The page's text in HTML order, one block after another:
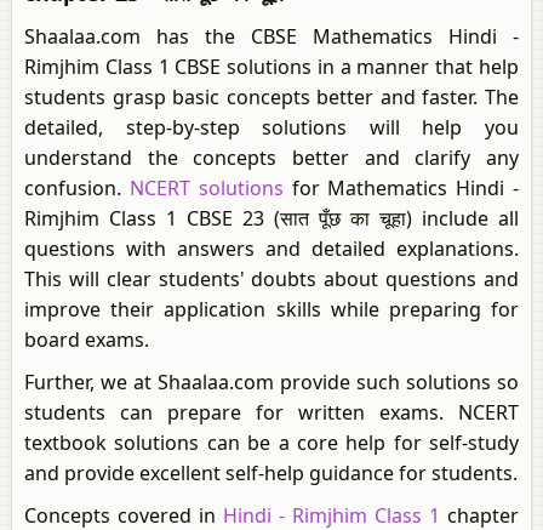
Shaalaa.com has the CBSE Mathematics Hindi -
Rimjhim Class 1 CBSE solutions in a manner that help
students grasp basic concepts better and faster. The
detailed, step-by-step solutions will help you
understand the concepts better and clarify any
confusion. NCERT solutions for Mathematics Hindi -
Rimjhim Class 1 CBSE 23 (सात पूँछ का चूहा) include all
questions with answers and detailed explanations.
This will clear students' doubts about questions and
improve their application skills while preparing for
board exams.
Further, we at Shaalaa.com provide such solutions so
students can prepare for written exams. NCERT
textbook solutions can be a core help for self-study
and provide excellent self-help guidance for students.
Concepts covered in Hindi - Rimjhim Class 1 chapter